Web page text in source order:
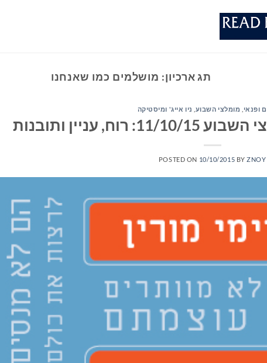
תג ארכיון: מושלמים כמו שאנחנו
ופנאי מומלצי השבוע ניו אייג' ומיסטיקה
עניין ותובנות
POSTED ON 10/10/2015 BYZNOY